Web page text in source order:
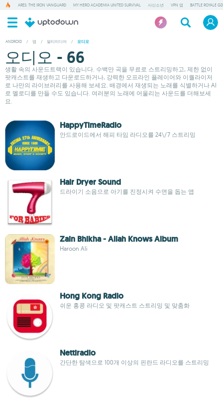
ARES: THE IRON VANGUARD MY HERO ACADEMIA UNITED SURVIVAL 사신소년 VPN 앱 BATTLE ROYALE GD
ANDROID / 앱 / 멀티미디어 / 오디오
오디오 - 66
생활 속의 사운드트랙이 있습니다. 수백만 곡을 무료로 스트리밍하고, 제한 없이
팟캐스트를 재생하고 다운로드하거나, 강력한 오프라인 플레이어와 이퀄라이저
로 나만의 라이브러리를 사용해 보세요. 배경에서 재생되는 노래를 식별하거나 AI
로 멜로디를 만들 수도 있습니다. 여러분의 노래에 어울리는 사운드를 더해보세
요.
HappyTimeRadio
안드로이드에서 해피 타임 라디오를 24\/7 스트리밍
Hair Dryer Sound
드라이기 소음으로 아기를 진정시켜 수면을 돕는 앱
Zain Bhikha - Allah Knows Album
Haroon Ali
Hong Kong Radio
쉬운 홍콩 라디오 및 팟캐스트 스트리밍 및 맞춤화
Nettiradio
간단한 탐색으로 100개 이상의 핀란드 라디오를 스트리밍